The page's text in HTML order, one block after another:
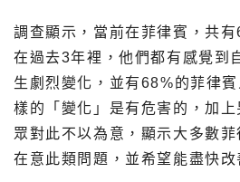
調查顯示，當前在菲律賓，共有
在過去3年裡，他們都有感覺到
生劇烈變化，並有68%的菲律
樣的「變化」是有危害的，加
眾對此不以為意，顯示大多數
在意此類問題，並希望能盡快改